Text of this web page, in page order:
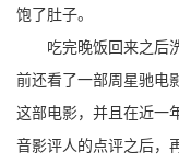
饱了肚子。
吃完晚饭回来之后
前还看了一部周星驰电
这部电影，并且在近一
音影评人的点评之后，